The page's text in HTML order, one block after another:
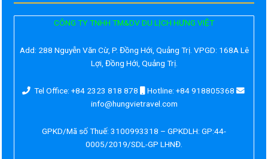
CÔNG TY TNHH TM&DV DU LỊCH HƯNG VIỆT
Add: 288 Nguyễn Văn Cừ, P. Đồng Hới, Quảng Trị. VPGD: 168A Lê
Lợi, Đồng Hới, Quảng Trị.
Tel Office: +84 2323 818 878
Hotline: +84 918805368
info@hungvietravel.com
GPKD/Mã số Thuế: 3100993318 – GPKDLH: GP:44-
0005/2019/SDL-GP LHNĐ.